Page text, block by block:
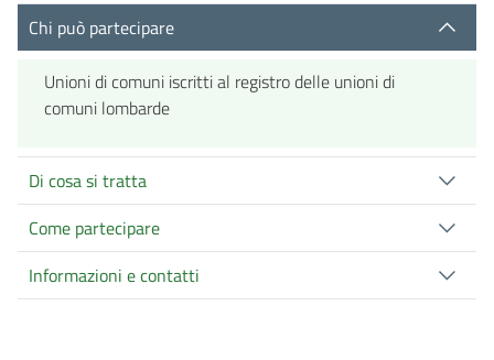
Chi può partecipare
Unioni di comuni iscritti al registro delle unioni di
comuni lombarde
Di cosa si tratta
Come partecipare
Informazioni e contatti